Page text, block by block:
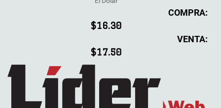
COMPRA:
$16.30
VENTA:
$17.50